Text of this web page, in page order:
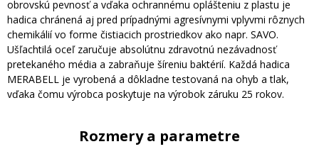
obrovskú pevnosť a vďaka ochrannému oplášteniu z plastu je
hadica chránená aj pred prípadnými agresívnymi vplyvmi rôznych
chemikálií vo forme čistiacich prostriedkov ako napr. SAVO.
Ušľachtilá oceľ zaručuje absolútnu zdravotnú nezávadnosť
pretekaného média a zabraňuje šíreniu baktérií. Každá hadica
MERABELL je vyrobená a dôkladne testovaná na ohyb a tlak,
vďaka čomu výrobca poskytuje na výrobok záruku 25 rokov.
Rozmery a parametre